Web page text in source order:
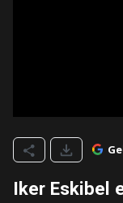
Iker Eskibel